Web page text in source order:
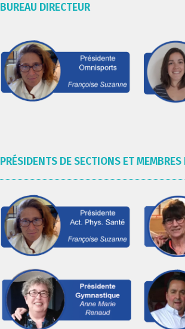
BUREAU DIRECTEUR
PRÉSIDENTS DE SECTIONS ET